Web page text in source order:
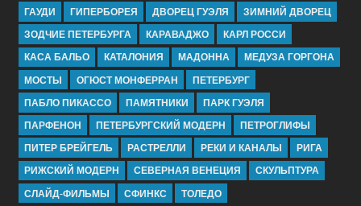
ГАУДИ
ГИПЕРБОРЕЯ ДВОРЕЦ ГУЭЛЯ
ЗИМНИЙ ДВОРЕЦ
ЗОДЧИЕ ПЕТЕРБУРГА
КАРАВАДЖО
КАРЛ РОССИ
КАСА БАЛЬО
КАТАЛОНИЯ МАДОННА
МЕДУЗА ГОРГОНА
МОСТЫ
ОГЮСТ МОНФЕРРАН
ПЕТЕРБУРГ
ПАБЛО ПИКАССО
ПАМЯТНИКИ
ПАРК ГУЭЛЯ
ПАРФЕНОН
ПЕТЕРБУРГСКИЙ МОДЕРН
ПЕТРОГЛИФЫ
ПИТЕР БРЕЙГЕЛЬ
РАСТРЕЛЛИ РЕКИ И КАНАЛЫ
РИГА
РИЖСКИЙ МОДЕРН
СЕВЕРНАЯ ВЕНЕЦИЯ
СКУЛЬПТУРА
СЛАЙД-ФИЛЬМЫ
СФИНКС ТОЛЕДО